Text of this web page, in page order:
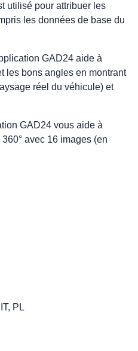
utilisé pour attribuer les
les données de base du
GAD24 aide à
les bons angles en montrant
réel du véhicule) et
GAD24 vous aide à
avec 16 images (en
PL